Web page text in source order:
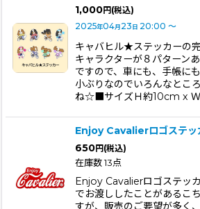
絞り込む
1,000円 (税込)
2025年04月23日 20:00 ～
キャバヒル★ステッカーの
キャラクターが８パターン
ですので、車にも、手帳に
小ぶりなのでいろんなとこ
ね☆■サイズＨ約10cm x
Enjoy Cavalierロゴステッ
650円 (税込)
在庫数 13点
Enjoy Cavalierロゴステッ
でお渡ししたことがあるこ
すが、販売のご要望が多く